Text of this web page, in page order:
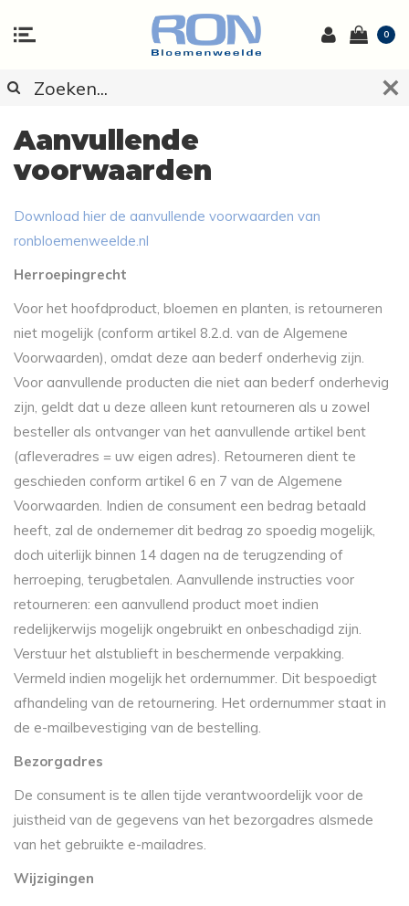
0
Aanvullende
voorwaarden
Download hier de aanvullende voorwaarden van
ronbloemenweelde.nl
Herroepingrecht
Voor het hoofdproduct, bloemen en planten, is retourneren
niet mogelijk (conform artikel 8.2.d. van de Algemene
Voorwaarden), omdat deze aan bederf onderhevig zijn.
Voor aanvullende producten die niet aan bederf onderhevig
zijn, geldt dat u deze alleen kunt retourneren als u zowel
besteller als ontvanger van het aanvullende artikel bent
(afleveradres = uw eigen adres). Retourneren dient te
geschieden conform artikel 6 en 7 van de Algemene
Voorwaarden. Indien de consument een bedrag betaald
heeft, zal de ondernemer dit bedrag zo spoedig mogelijk,
doch uiterlijk binnen 14 dagen na de terugzending of
herroeping, terugbetalen. Aanvullende instructies voor
retourneren: een aanvullend product moet indien
redelijkerwijs mogelijk ongebruikt en onbeschadigd zijn.
Verstuur het alstublieft in beschermende verpakking.
Vermeld indien mogelijk het ordernummer. Dit bespoedigt
afhandeling van de retournering. Het ordernummer staat in
de e-mailbevestiging van de bestelling.
Bezorgadres
De consument is te allen tijde verantwoordelijk voor de
juistheid van de gegevens van het bezorgadres alsmede
van het gebruikte e-mailadres.
Wijzigingen